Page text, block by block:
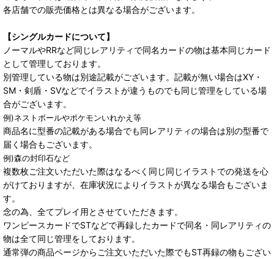
各店舗での販売価格とは異なる場合がございます。
【シングルカードについて】
ノーマルやRRなど同じレアリティで同名カードの物は基本同じカード
として管理しております。
別管理している物は別途記載がございます。記載が無い場合はXY・
SM・剣盾・SVなどでイラストが違うものでも同じ管理をしている場
合がございます。
例)ネストボールやポケモンいれかえ等
商品名に型番の記載がある場合でも同レアリティの場合は別の型番で
届く場合もございます。
例)森の封印石など
複数枚ご注文いただいた際はなるべく同じ同じイラストでの発送を心
がけておりますが、在庫状況によりイラストが異なる場合もございま
す。
念の為、全てプレイ用とさせていただきます。
ワンピースカードでSTなどで再録したカードで同名・同レアリティの
物は全て同じ管理をしております。
通常弾の商品ページからご注文いただいた際でもST再録の物もござい